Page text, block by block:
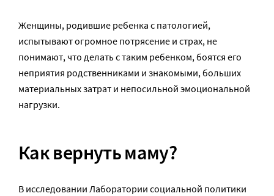
Женщины, родившие ребенка с патологией,
испытывают огромное потрясение и страх, не
понимают, что делать с таким ребенком, боятся его
неприятия родственниками и знакомыми, больших
материальных затрат и непосильной эмоциональной
нагрузки.
Как вернуть маму?
В исследовании Лаборатории социальной политики